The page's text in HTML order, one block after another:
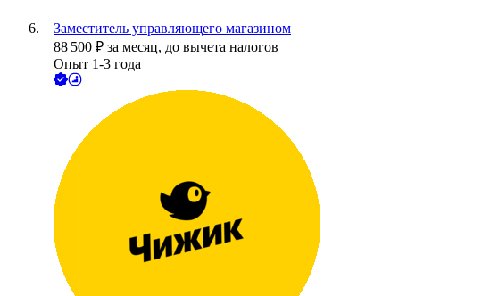
Заместитель управляющего магазином
88 500 ₽ за месяц, до вычета налогов
Опыт 1-3 года